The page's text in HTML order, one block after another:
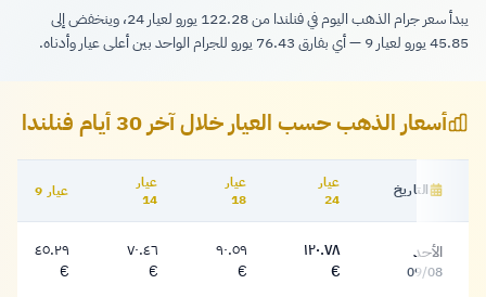
يبدأ سعر جرام الذهب اليوم في فنلندا من 122.28 يورو لعيار 24، وينخفض إلى
45.85 يورو لعيار 9 — أي بفارق 76.43 يورو للجرام الواحد بين أعلى عيار وأدناه.
أسعار الذهب حسب العيار خلال آخر 30 أيام فنلندا
التاريخ
عيار
24
عيار
18
عيار
14
عيار 9
الأحد
09/08 ١٢٠.٧٨ يورو
١٢٠.٧٨
€
٩٠.٥٩ يورو
٩٠.٥٩
€
٧٠.٤٦ يورو
٧٠.٤٦
€
٤٥.٢٩ يورو
٤٥.٢٩
€